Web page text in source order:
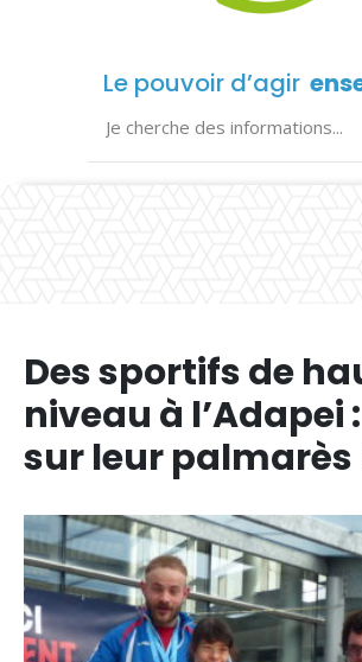
Le pouvoir d’agir
Des sportifs de
niveau à l’Adapei
sur leur palmarès